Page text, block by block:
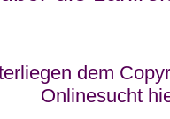
dem
Onlinesucht